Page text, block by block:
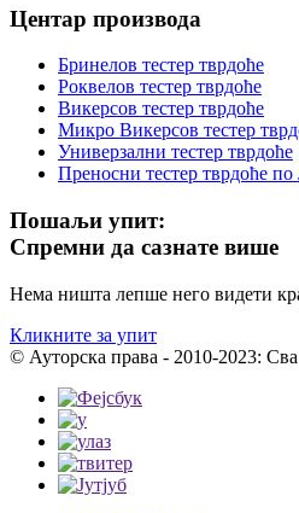
Центар производа
Бринелов тестер тврдоће
Роквелов тестер тврдоће
Викерсов тестер тврдоће
Микро Викерсов тестер
Универзални тестер тврдоће
Преносни тестер тврдоће
Пошаљи упит:
Спремни да сазнате више
Нема ништа лепше него видети
Кликните за упит
© Ауторска права - 2010-2023: